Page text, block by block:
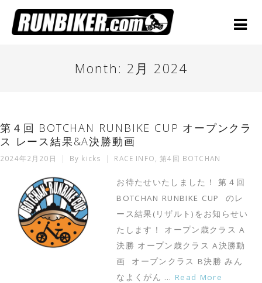
Month: 2月 2024
第４回 BOTCHAN RUNBIKE CUP オープンクラ
ス レース結果&A決勝動画
2024年2月20日 By kicks RACE INFO ,第4回 BOTCHAN
お待たせいたしました！ 第４回
BOTCHAN RUNBIKE CUP のレ
ース結果(リザルト)をお知らせい
たします！ オープン歳クラス A
決勝 オープン歳クラス A決勝動
画 オープンクラス B決勝 みん
なよくがん … Read More